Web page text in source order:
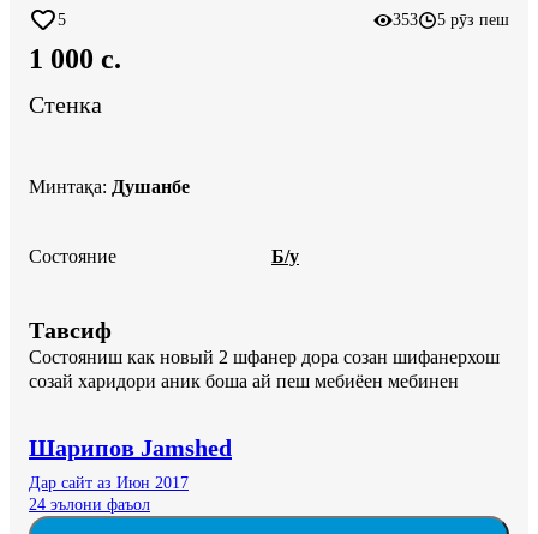
5 353 5 рӯз пеш
1 000 c.
Стенка
Минтақа: Душанбе
Состояние Б/у
Тавсиф
Состояниш как новый 2 шфанер дора созан шифанерхош
созай харидори аник боша ай пеш мебиёен мебинен
Шарипов Jamshed
Дар сайт аз Июн 2017
24 эълони фаъол